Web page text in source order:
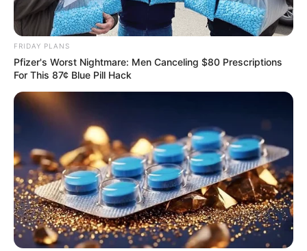
FRIDAY PLANS
Pfizer's Worst Nightmare: Men Canceling $80 Prescriptions
For This 87¢ Blue Pill Hack